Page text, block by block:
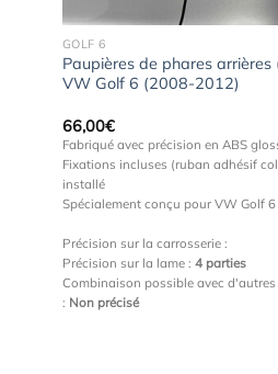
GOLF 6
Paupières de phares
VW Golf 6 (2008-2012)
66,00€
Fabriqué avec précision en ABS
Fixations incluses (ruban adhésif
installé
Spécialement conçu pour VW Golf
Précision sur la carrosserie :
Précision sur la lame : 4 parties
Combinaison possible avec d'autres
: Non précisé